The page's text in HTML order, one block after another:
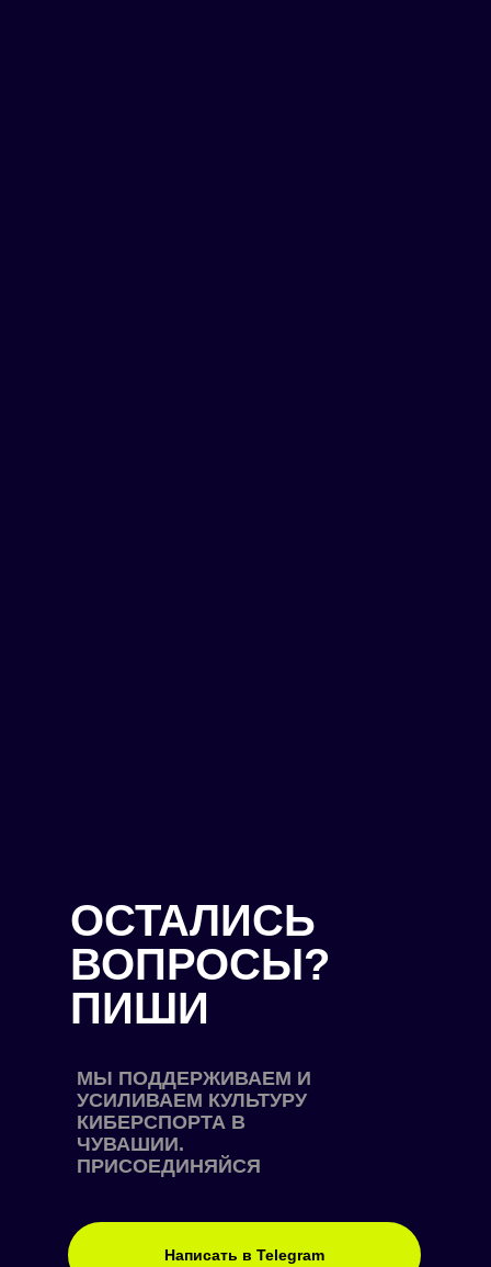
Написать в Telegram
МЫ ПОДДЕРЖИВАЕМ И
УСИЛИВАЕМ КУЛЬТУРУ
КИБЕРСПОРТА В
ЧУВАШИИ.
ПРИСОЕДИНЯЙСЯ
ОСТАЛИСЬ
ВОПРОСЫ?
ПИШИ